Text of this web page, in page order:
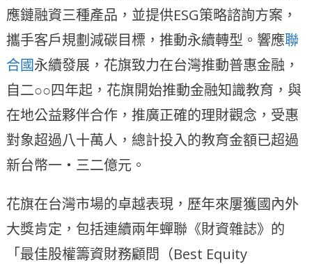
應鏈融資三種產品，並提供ESG策略諮詢方案，
攜手客戶規劃減碳目標，推動永續轉型。響應聯
合國永續發展，花旗致力在台灣推動普惠金融，
自二○○四年起，花旗開始推動金融知識教育，與
在地公益夥伴合作，推廣正確的理財觀念，受惠
對象超過八十萬人，總計投入的教育金額已超過
新台幣一‧三二億元。
花旗在台灣市場的卓越表現，歷年來屢獲國內外
大獎肯定，包括連續兩年蟬聯《財資雜誌》的
「最佳股權籌資財務顧問（Best Equity